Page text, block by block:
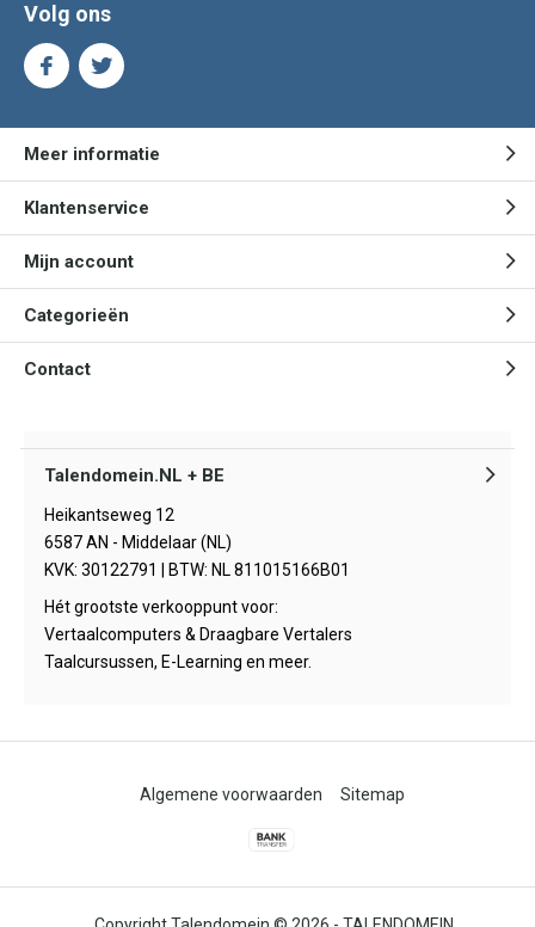
Volg ons
Meer informatie
Klantenservice
Mijn account
Categorieën
Contact
Talendomein.NL + BE
Heikantseweg 12
6587 AN - Middelaar (NL)
KVK: 30122791 | BTW: NL 811015166B01
Hét grootste verkooppunt voor:
Vertaalcomputers & Draagbare Vertalers
Taalcursussen, E-Learning en meer.
Algemene voorwaarden Sitemap